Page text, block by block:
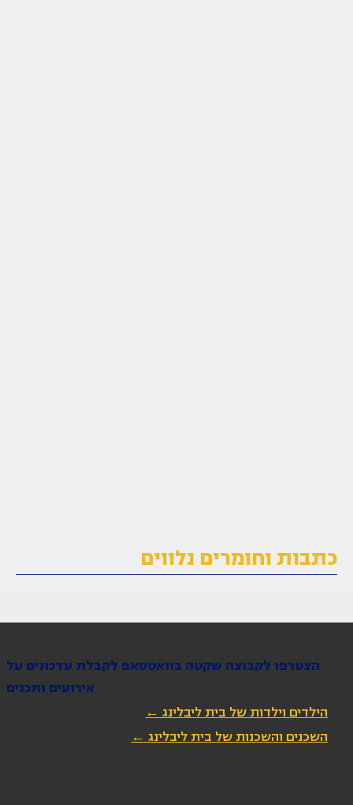
כתבות וחומרים נלווים
הצטרפו לקבוצה שקטה בוואטסאפ לקבלת עדכונים על
אירועים ותכנים
הילדים וילדות של בית ליבלינג ←
השכנים והשכנות של בית ליבלינג ←